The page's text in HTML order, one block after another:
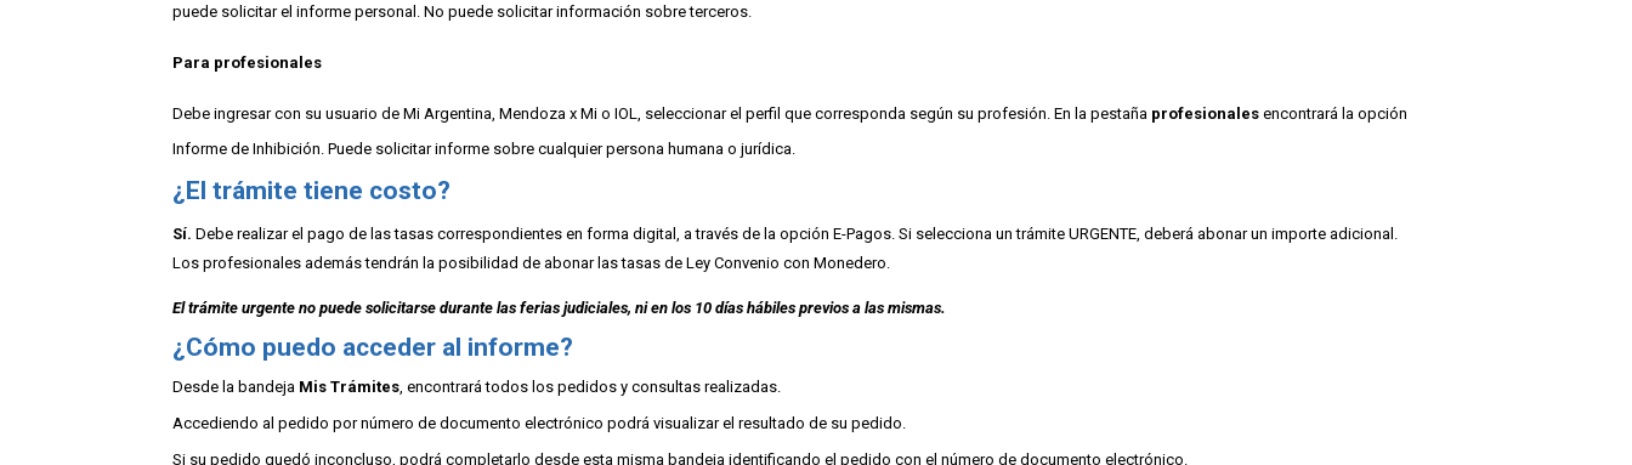
puede solicitar el informe personal. No puede solicitar información sobre terceros.
Para profesionales
Debe ingresar con su usuario de Mi Argentina, Mendoza x Mi o IOL, seleccionar el perfil que corresponda según su profesión. En la pestaña profesionales encontrará la opción
Informe de Inhibición. Puede solicitar informe sobre cualquier persona humana o jurídica.
¿El trámite tiene costo?
Sí. Debe realizar el pago de las tasas correspondientes en forma digital, a través de la opción E-Pagos. Si selecciona un trámite URGENTE, deberá abonar un importe adicional.
Los profesionales además tendrán la posibilidad de abonar las tasas de Ley Convenio con Monedero.
El trámite urgente no puede solicitarse durante las ferias judiciales, ni en los 10 días hábiles previos a las mismas.
¿Cómo puedo acceder al informe?
Desde la bandeja Mis Trámites, encontrará todos los pedidos y consultas realizadas.
Accediendo al pedido por número de documento electrónico podrá visualizar el resultado de su pedido.
Si su pedido quedó inconcluso, podrá completarlo desde esta misma bandeja identificando el pedido con el número de documento electrónico.